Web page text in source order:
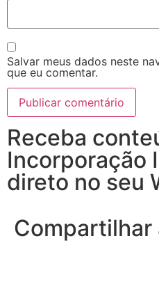
Salvar meus dados neste
que eu comentar.
Receba
Incorporação
direto no seu
Compartilhar